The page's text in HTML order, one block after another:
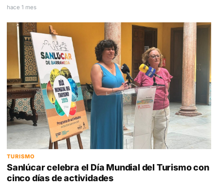
hace 1 mes
TURISMO
Sanlúcar celebra el Día Mundial del Turismo con
cinco días de actividades